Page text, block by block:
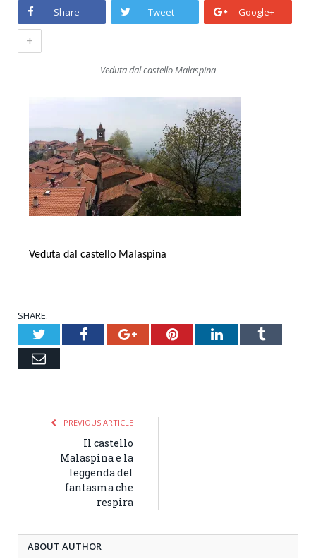
Share Tweet Google+
+
Veduta dal castello Malaspina
Veduta dal castello Malaspina
SHARE.
TwitterFacebookGoogle+PinterestLinkedInTumblr
Email
PREVIOUS ARTICLE
Il castello
Malaspina e la
leggenda del
fantasma che
respira
ABOUT AUTHOR